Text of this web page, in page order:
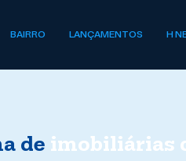
BAIRRO LANÇAMENTOS H
de imobiliárias